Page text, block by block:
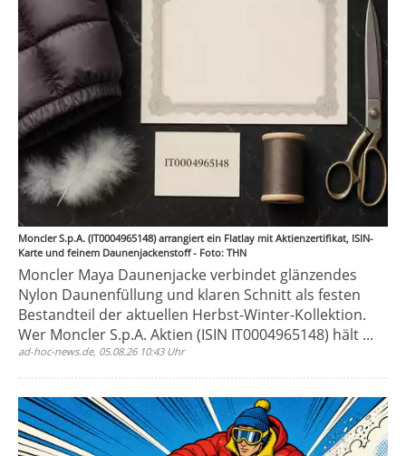
Moncler S.p.A. (IT0004965148) arrangiert ein Flatlay mit Aktienzertifikat, ISIN-
Karte und feinem Daunenjackenstoff - Foto: THN
Moncler Maya Daunenjacke verbindet glänzendes
Nylon Daunenfüllung und klaren Schnitt als festen
Bestandteil der aktuellen Herbst-Winter-Kollektion.
Wer Moncler S.p.A. Aktien (ISIN IT0004965148) hält ...
ad-hoc-news.de, 05.08.26 10:43 Uhr